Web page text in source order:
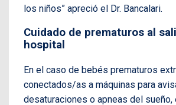
los niños” apreció el Dr. Bancalari.
Cuidado de prematuros al
hospital
En el caso de bebés prematuros
conectados/as a máquinas para
desaturaciones o apneas del sueño,